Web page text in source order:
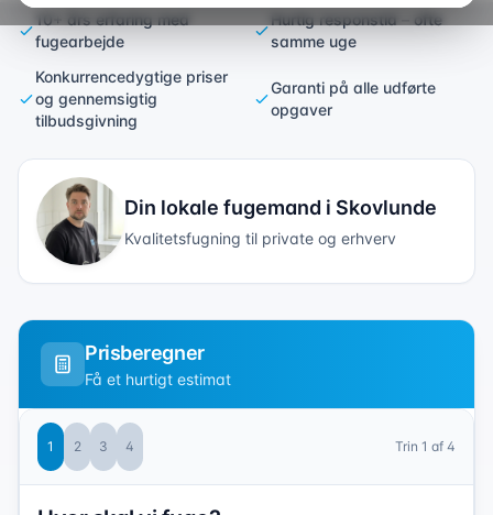
10+ års erfaring med
fugearbejde
Hurtig responstid – ofte
samme uge
Konkurrencedygtige priser
og gennemsigtig
tilbudsgivning
Garanti på alle udførte
opgaver
Din lokale fugemand i Skovlunde
Kvalitetsfugning til private og erhverv
Prisberegner
Få et hurtigt estimat
1 2 3 4 Trin 1 af 4